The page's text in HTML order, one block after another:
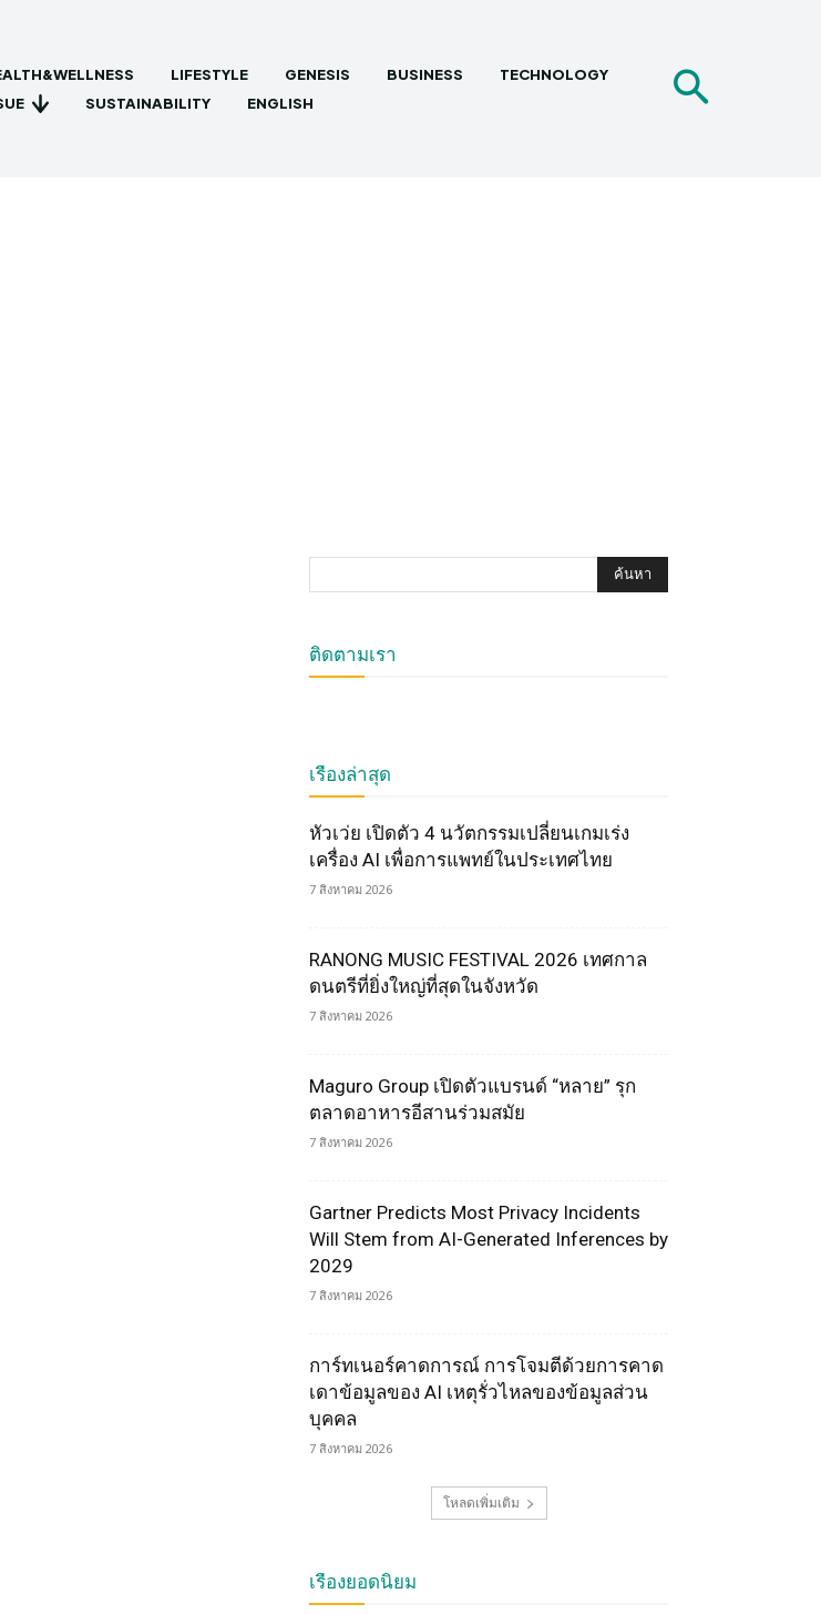
LIFESTYLE GENESIS BUSINESS
TECHNOLOGY
SUSTAINABILITY ENGLISH
ติดตามเรา
เรื่องล่าสุด
หัวเว่ย เปิดตัว 4 นวัตกรรมเปลี่ยนเกมเร่ง
เครื่อง AI เพื่อการแพทย์ในประเทศไทย
7 สิงหาคม 2026
RANONG MUSIC FESTIVAL 2026 เทศกาล
ดนตรีที่ยิ่งใหญ่ที่สุดในจังหวัด
7 สิงหาคม 2026
Maguro Group เปิดตัวแบรนด์ “หลาย” รุก
ตลาดอาหารอีสานร่วมสมัย
7 สิงหาคม 2026
Gartner Predicts Most Privacy Incidents
Will Stem from AI-Generated Inferences by
2029
7 สิงหาคม 2026
การ์ทเนอร์คาดการณ์ การโจมตีด้วยการคาด
เดาข้อมูลของ AI เหตุรั่วไหลของข้อมูลส่วน
บุคคล
7 สิงหาคม 2026
โหลดเพิ่มเติม
เรื่องยอดนิยม